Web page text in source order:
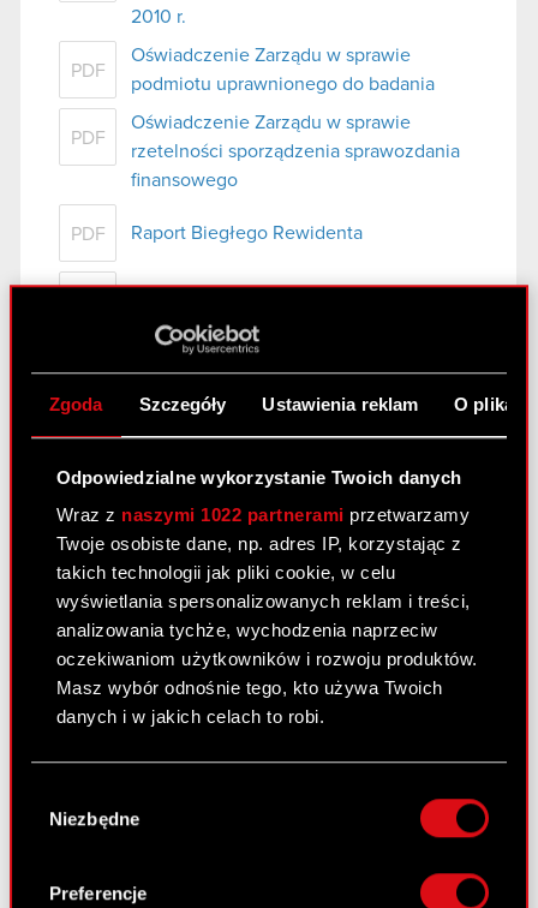
Zgoda Szczegóły Ustawienia reklam O
Odpowiedzialne wykorzystanie Twoich danych
Wraz z naszymi 1022 partnerami przetwarzamy
Twoje osobiste dane, np. adres IP, korzystając z
takich technologii jak pliki cookie, w celu
wyświetlania spersonalizowanych reklam i treści,
analizowania tychże, wychodzenia naprzeciw
oczekiwaniom użytkowników i rozwoju produktów.
Masz wybór odnośnie tego, kto używa Twoich
danych i w jakich celach to robi.
lokalizacji geograficznej z dokładnością nawet
Identyfikować Twoje urządzenie, aktywnie
zgody
Niezbędne
Preferencje
2010 r.
PDF
Oświadczenie Zarządu w sprawie
podmiotu uprawnionego do badania
PDF
Oświadczenie Zarządu w sprawie
rzetelności sporządzenia sprawozdania
finansowego
PDF Raport Biegłego Rewidenta
Raport bieżący nr 53/2010
31 sierpnia 2010
Wprowadzenie do obrotu akcji Serii D
oraz akcji Serii E Optimus przez GPW
oraz ustalenie daty pierwszego
notowania.
Raport bieżący nr 52/2010
30 sierpnia 2010
oraz akcji Serii E Optimus przez GPW
30 sierpnia 2010